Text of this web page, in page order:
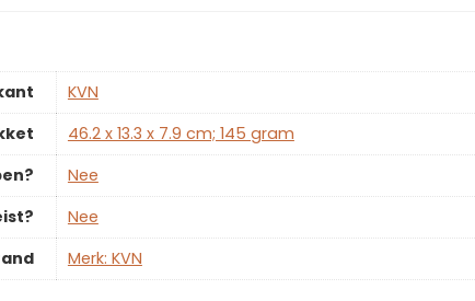
‎KVN
‎46.2 x 13.3 x 7.9 cm; 145 gram
‎Nee
‎Nee
Merk: KVN